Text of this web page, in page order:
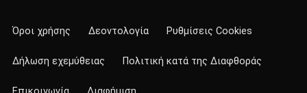
Όροι χρήσης Δεοντολογία Ρυθμίσεις Cookies
Δήλωση εχεμύθειας Πολιτική κατά της Διαφθοράς